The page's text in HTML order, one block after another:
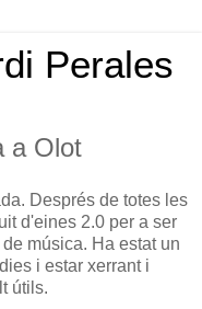
Perales
a Olot
Després de totes les
d'eines 2.0 per a ser
música. Ha estat un
i estar xerrant i
útils.